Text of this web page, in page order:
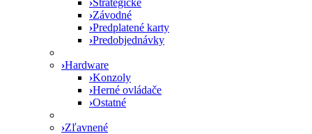
›Závodné
›Predplatené karty
›Predobjednávky
›Hardware
›Konzoly
›Herné ovládače
›Ostatné
›Zľavnené